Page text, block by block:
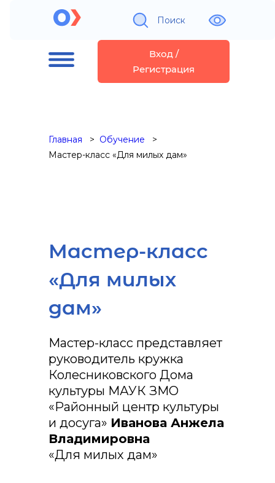
Поиск
Вход /
Регистрация
Главная
Обучение
Мастер-класс «Для милых дам»
Мастер-класс
«Для милых
дам»
Мастер-класс представляет
руководитель кружка
Колесниковского Дома
культуры МАУК ЗМО
«Районный центр культуры
и досуга» Иванова Анжела
Владимировна
«Для милых дам»